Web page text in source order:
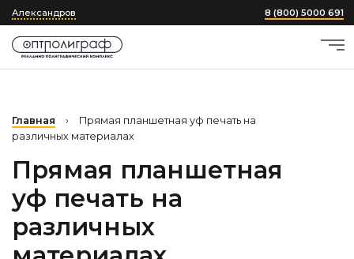
Александров 8 (800) 5000 691
Главная ›
Прямая планшетная уф печать на
различных материалах
Прямая планшетная
уф печать на
различных